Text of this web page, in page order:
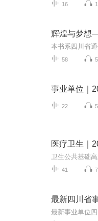
16
辉煌与梦想
58
事业单位｜
22
41
最新四川省